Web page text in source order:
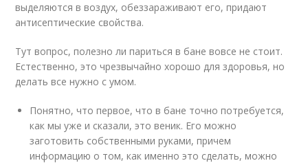
выделяются в воздух, обеззараживают его, придают
антисептические свойства.
Тут вопрос, полезно ли париться в бане вовсе не стоит.
Естественно, это чрезвычайно хорошо для здоровья, но
делать все нужно с умом.
Понятно, что первое, что в бане точно потребуется,
как мы уже и сказали, это веник. Его можно
заготовить собственными руками, причем
информацию о том, как именно это сделать, можно